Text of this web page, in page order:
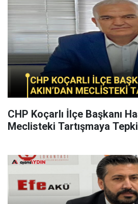
CHP Koçarlı İlçe Başkanı
Meclisteki Tartışmaya Tepki